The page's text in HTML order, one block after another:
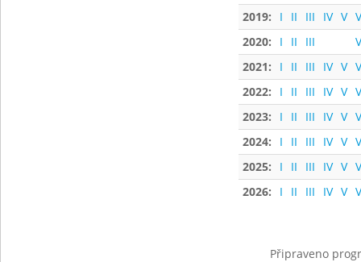
2019:
I II III IV V
2020:
I II III
2021:
I II III IV V
2022:
I II III IV V
2023:
I II III IV V
2024:
I II III IV V
2025:
I II III IV V
2026:
I II III IV V
Připraveno